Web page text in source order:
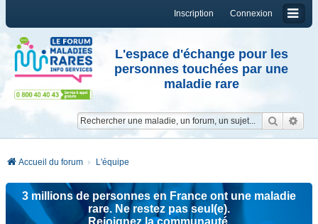
Connexion
Inscription
L'espace d'échange pour les
personnes touchées par une
maladie rare
Accueil du forum L'équipe
3 millions de personnes en France ont une maladie
rare. Ne restez pas seul(e).
Rejoignez la communauté.